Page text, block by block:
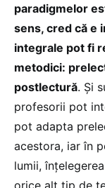
paradigmelor
sens, cred că e
integrale pot fi
metodici:
postlectură. Și
profesorii pot
pot adapta
acestora, iar în
lumii,
orice alt tip de